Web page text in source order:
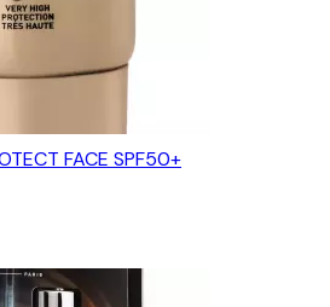
FACE SPF50+